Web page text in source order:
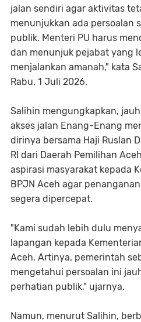
jalan sendiri agar aktivitas
menunjukkan ada persoalan
publik. Menteri PU harus
dan menunjuk pejabat yang
menjalankan amanah," kata
Rabu, 1 Juli 2026.
Salihin mengungkapkan,
akses jalan Enang-Enang
dirinya bersama Haji Ruslan
RI dari Daerah Pemilihan
aspirasi masyarakat kepada
BPJN Aceh agar
segera dipercepat.
"Kami sudah lebih dulu
lapangan kepada
Aceh. Artinya, pemerintah
mengetahui persoalan ini
perhatian publik," ujarnya.
Namun, menurut Salihin,